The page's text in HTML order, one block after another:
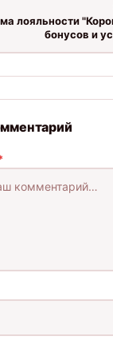
лояльности
бонусов и